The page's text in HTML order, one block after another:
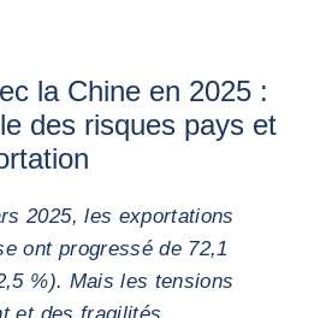
la Chine en 2025 :
des risques pays et
2025, les exportations
ont progressé de 72,1
%). Mais les tensions